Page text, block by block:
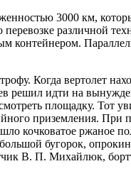
3000 км,
различной
контейнером.
Когда вертолет
решил идти на
площадку. Тот
приземления. При
кочковатое ржаное
бугорок,
В. П. Михайлюк,